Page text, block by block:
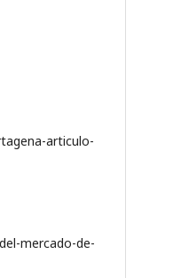
articulo-
mercado-de-